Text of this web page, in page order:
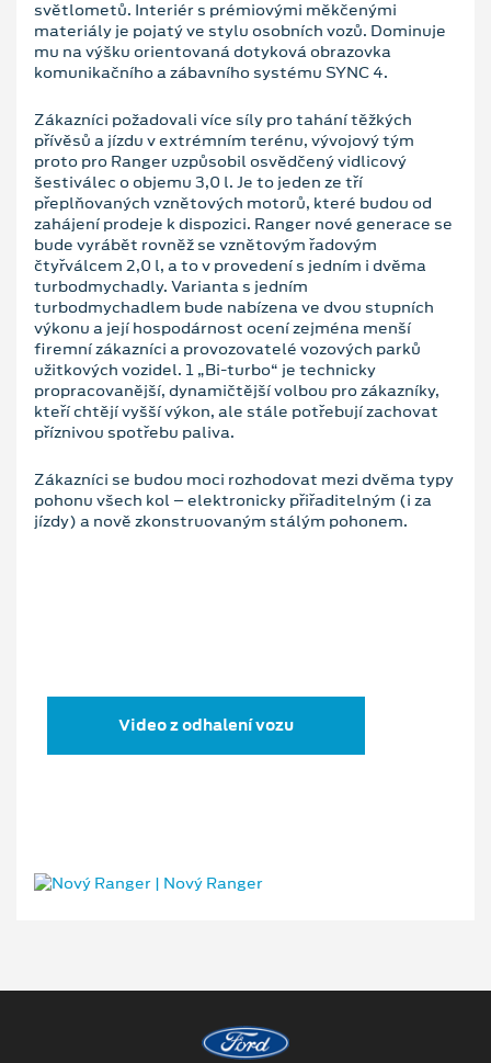
světlometů. Interiér s prémiovými měkčenými
materiály je pojatý ve stylu osobních vozů. Dominuje
mu na výšku orientovaná dotyková obrazovka
komunikačního a zábavního systému SYNC 4.
Zákazníci požadovali více síly pro tahání těžkých
přívěsů a jízdu v extrémním terénu, vývojový tým
proto pro Ranger uzpůsobil osvědčený vidlicový
šestiválec o objemu 3,0 l. Je to jeden ze tří
přeplňovaných vznětových motorů, které budou od
zahájení prodeje k dispozici. Ranger nové generace se
bude vyrábět rovněž se vznětovým řadovým
čtyřválcem 2,0 l, a to v provedení s jedním i dvěma
turbodmychadly. Varianta s jedním
turbodmychadlem bude nabízena ve dvou stupních
výkonu a její hospodárnost ocení zejména menší
firemní zákazníci a provozovatelé vozových parků
užitkových vozidel. 1 „Bi-turbo“ je technicky
propracovanější, dynamičtější volbou pro zákazníky,
kteří chtějí vyšší výkon, ale stále potřebují zachovat
příznivou spotřebu paliva.
Zákazníci se budou moci rozhodovat mezi dvěma typy
pohonu všech kol – elektronicky přiřaditelným (i za
jízdy) a nově zkonstruovaným stálým pohonem.
Video z odhalení vozu